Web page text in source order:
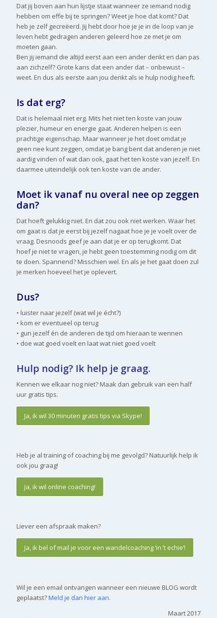
Dat jij boven aan hun lijstje staat wanneer ze iemand nodig
hebben om effe bij te springen? Weet je hoe dat komt? Dat
heb je zelf gecreëerd. Jij hebt door hoe je je in de loop van je
leven hebt gedragen anderen geleerd hoe ze met je om
moeten gaan.
Ben jij iemand die altijd eerst aan een ander denkt en dan pas
aan zichzelf? Grote kans dat een ander dat – onbewust –
weet. En dus als eerste aan jou denkt als ie hulp nodig heeft.
Is dat erg?
Dat is helemaal niet erg. Mits het niet ten koste van jouw
plezier, humeur en energie gaat. Anderen helpen is een
prachtige eigenschap. Maar wanneer je het doet omdat je
geen nee kunt zeggen, omdat je bang bent dat anderen je niet
aardig vinden of wat dan ook, gaat het ten koste van jezelf. En
daarmee uiteindelijk ook ten koste van de ander.
Moet ik vanaf nu overal nee op zeggen
dan?
Dat hoeft gelukkig niet. En dat zou ook niet werken. Waar het
om gaat is dat je eerst bij jezelf nagaat hoe je je voelt over de
vraag. Desnoods geef je aan dat je er op terugkomt. Dat
hoef je niet te vragen, je hebt geen toestemming nodig om dit
te doen. Spannend? Misschien wel. En als je het gaat doen zul
je merken hoeveel het je oplevert.
Dus?
• luister naar jezelf (wat wil je écht?)
• kom er eventueel op terug
• gun jezelf én de anderen de tijd om hieraan te wennen
• doe wat goed voelt en laat wat niet goed voelt
Hulp nodig? Ik help je graag.
Kennen we elkaar nog niet? Maak dan gebruik van een half
uur gratis tips.
Ja, ik wil 30 minuten gratis tips via Skype!
Heb je al training of coaching bij me gevolgd? Natuurlijk help ik
ook jou graag!
Ja, ik wil online coaching!
Liever een afspraak maken?
Ja, ik bel of mail je voor een wandelcoaching ‘in ’t echie’!
Wil je een email ontvangen wanneer een nieuwe BLOG wordt
geplaatst?Meld je dan hier aan.
Maart 2017